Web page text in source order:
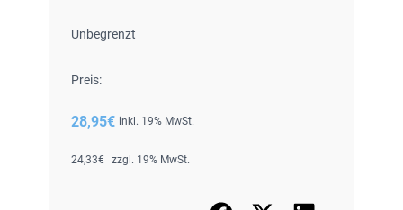
Unbegrenzt
Preis:
28,95€ inkl. 19% MwSt.
24,33€ zzgl. 19% MwSt.